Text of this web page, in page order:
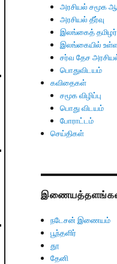
அரசியல் சமூக
அரசியல் தீர்வு
இலங்கைத்
இலங்கையில்
சர்வ தேச
பொதுவிடயம்
கவிதைகள்
சமூக விழிப்பு
பொது விடயம்
போராட்டம்
செய்திகள்
நடேசன் இணையம்
பூந்தளிர்
தூ
தேனி